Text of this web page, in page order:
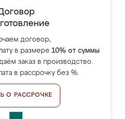
договор,
в размере 10% от суммы
заказ в производство.
в рассрочку без %.
О РАССРОЧКЕ